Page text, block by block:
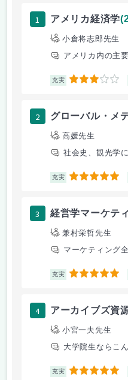
1 アメリカ経済学
小倉将志郎先生
アメリカ内の主
充実 3
2 グローバル・メ
高媛先生
社会史、観光学
充実 5
3 経営学マーケテ
兼村栄哲先生
マーケティング
充実 5
4 アーカイブズ資
小宮一夫先生
大学院生ならこ
充実 5